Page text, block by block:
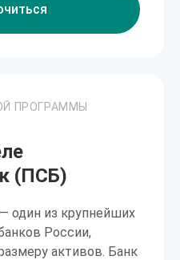
ПРОГРАММЫ
(ПСБ)
один из крупнейших
России,
активов. Банк